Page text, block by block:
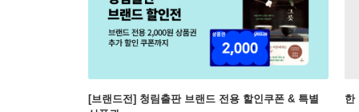
[브랜드전] 청림출판 브랜드 전용 할인쿠폰 & 특별
한